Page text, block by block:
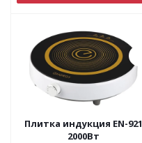
Плитка индукция EN-921
2000Вт